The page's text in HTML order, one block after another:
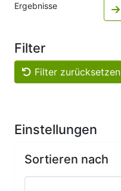
Ergebnisse
Filter
Filter zurücksetzen
Einstellungen
Sortieren nach